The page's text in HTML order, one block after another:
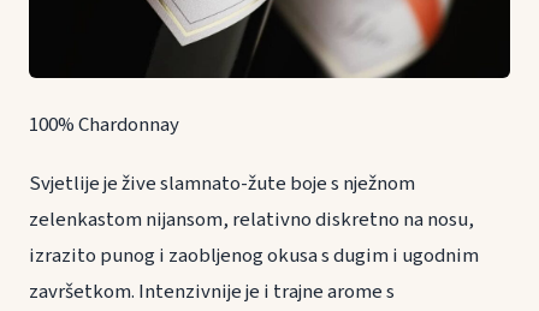
100% Chardonnay
Svjetlije je žive slamnato-žute boje s nježnom
zelenkastom nijansom, relativno diskretno na nosu,
izrazito punog i zaobljenog okusa s dugim i ugodnim
završetkom. Intenzivnije je i trajne arome s